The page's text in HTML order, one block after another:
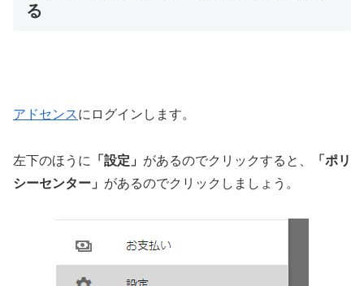
る
アドセンスにログインします。
左下のほうに 「設定」 があるのでクリックすると、
「ポリ
シーセンター」 があるのでクリックしましょう。